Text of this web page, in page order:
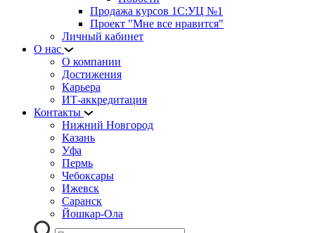
Продажа курсов 1С:УЦ №1
Проект "Мне все нравится"
Личный кабинет
О нас
О компании
Достижения
Карьера
ИТ-аккредитация
Контакты
Нижний Новгород
Казань
Уфа
Пермь
Чебоксары
Ижевск
Саранск
Йошкар-Ола